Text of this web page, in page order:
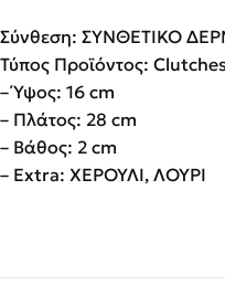
Σύνθεση: ΣΥΝΘΕΤΙΚΟ
Τύπος Προϊόντος:
– Ύψος: 16 cm
– Πλάτος: 28 cm
– Βάθος: 2 cm
– Extra: ΧΕΡΟΥΛΙ, ΛΟΥΡΙ